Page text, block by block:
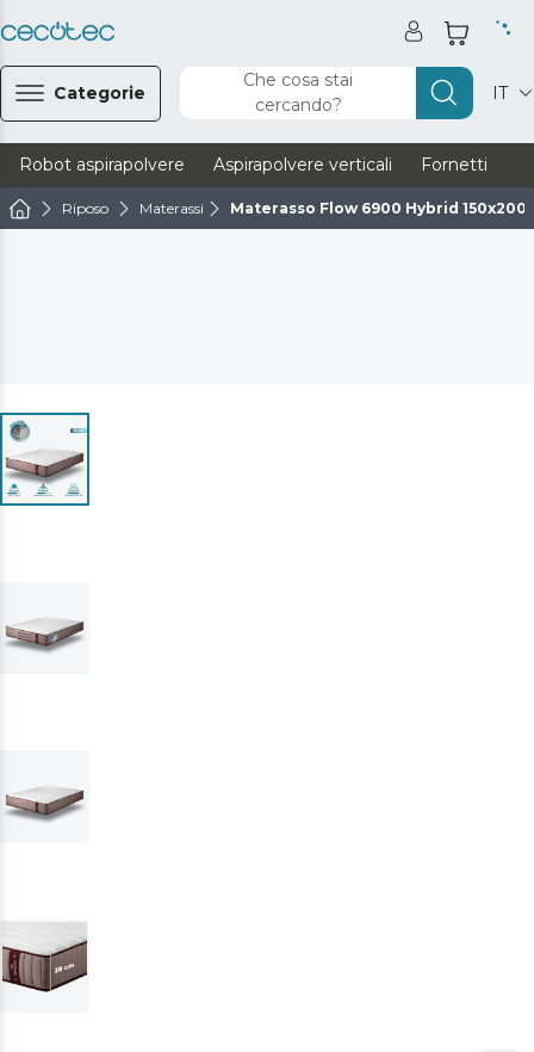
Categorie
Che cosa stai
cercando?
IT
Robot aspirapolvere Aspirapolvere verticali Fornetti
Riposo Materassi Materasso Flow 6900 Hybrid 150x200